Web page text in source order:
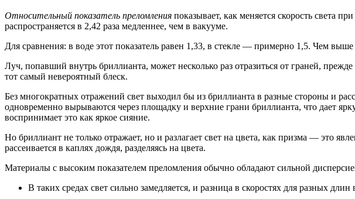
Относительный показатель преломления показывает, как меняется скорость света
распространяется в 2,42 раза медленнее, чем в вакууме.
Для сравнения: в воде этот показатель равен 1,33, в стекле — примерно 1,5. Чем
Луч, попавший внутрь бриллианта, может несколько раз отразиться от граней,
тот самый невероятный блеск.
Без многократных отражений свет выходил бы из бриллианта в разные стороны и
одновременно вырываются через площадку и верхние грани бриллианта, что дает
воспринимает это как яркое сияние.
Но бриллиант не только отражает, но и разлагает свет на цвета, как призма — это
рассеивается в каплях дождя, разделяясь на цвета.
Материалы с высоким показателем преломления обычно обладают сильной
В таких средах свет сильно замедляется, и разница в скоростях для разных длин